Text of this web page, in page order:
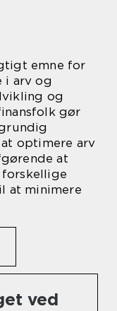
emne for
i arv og
og
gør
optimere arv
at
at minimere
ved